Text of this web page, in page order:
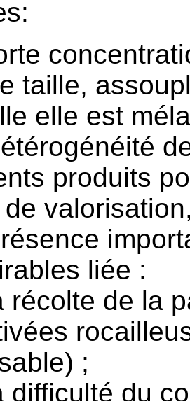
taille,
elle est
produits
liée :
récolte de la
;
difficulté du